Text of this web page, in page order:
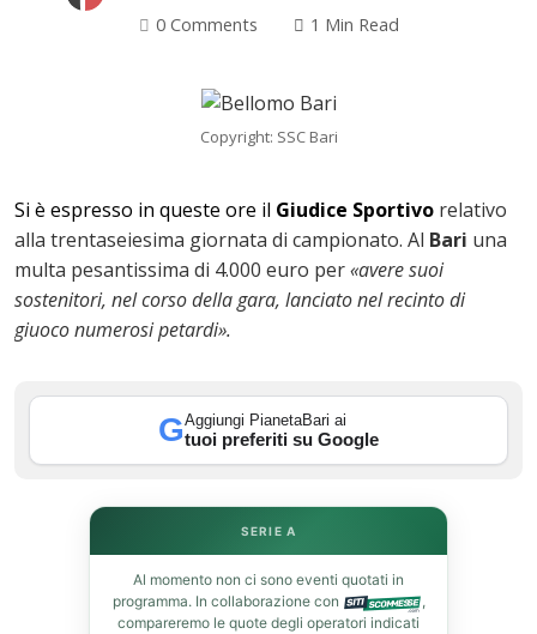
0 Comments
1 Min Read
Copyright: SSC Bari
Si è espresso in queste ore il Giudice Sportivo relativo
alla trentaseiesima giornata di campionato. Al Bari una
multa pesantissima di 4.000 euro per«avere suoi
sostenitori, nel corso della gara, lanciato nel recinto di
giuoco numerosi petardi».
GAggiungi PianetaBari ai
tuoi preferiti su Google
SERIE A
Al momento non ci sono eventi quotati in
programma. In collaborazione con
,
compareremo le quote degli operatori indicati